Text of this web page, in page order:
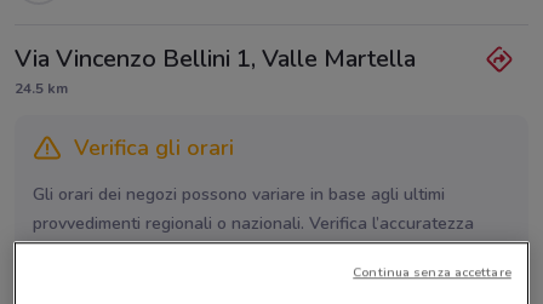
Via Vincenzo Bellini 1, Valle Martella
24.5 km
Verifica gli orari
Gli orari dei negozi possono variare in base agli ultimi
provvedimenti regionali o nazionali. Verifica l’accuratezza
chiamando il negozio.
Continua senza accettare